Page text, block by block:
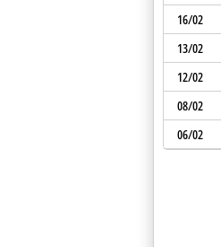
16/02
13/02
12/02
08/02
06/02